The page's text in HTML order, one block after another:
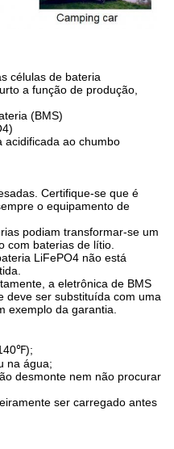
células de bateria
a função de produção,
(BMS)
acidificada ao chumbo
Certifique-se que é
o equipamento de
podiam transformar-se um
com baterias de lítio.
LiFePO4 não está
a eletrônica de BMS
deve ser substituída com uma
exemplo da garantia.
na água;
desmonte nem não procurar
ser carregado antes